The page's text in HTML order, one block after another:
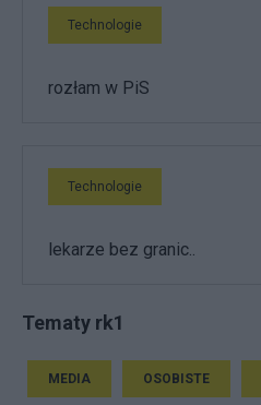
Technologie
rozłam w PiS
Technologie
lekarze bez granic..
Tematy rk1
MEDIA OSOBISTE